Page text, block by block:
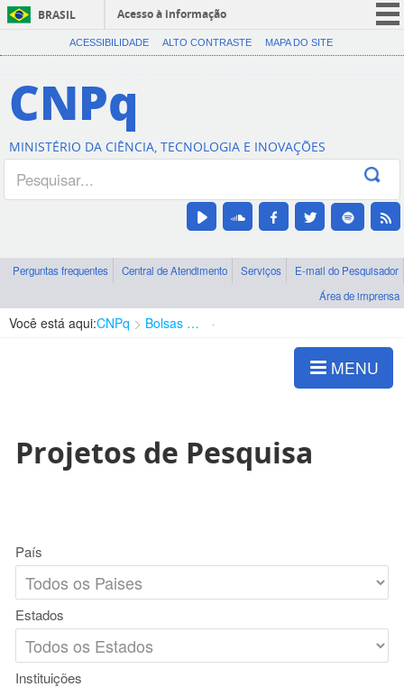
BRASIL
Acesso à informação
CORONAVÍRUS (COVID-19)
Canais
ACESSIBILIDADE ALTO CONTRASTE MAPA DO SITE
CNPq
MINISTÉRIO DA CIÊNCIA, TECNOLOGIA E INOVAÇÕES
Perguntas frequentes Central de Atendimento Serviços
E-mail do Pesquisador
Área de imprensa
Você está aqui:CNPq Bolsas e Auxílios Vigentes
MENU
Projetos de Pesquisa
País
Estados
Instituições